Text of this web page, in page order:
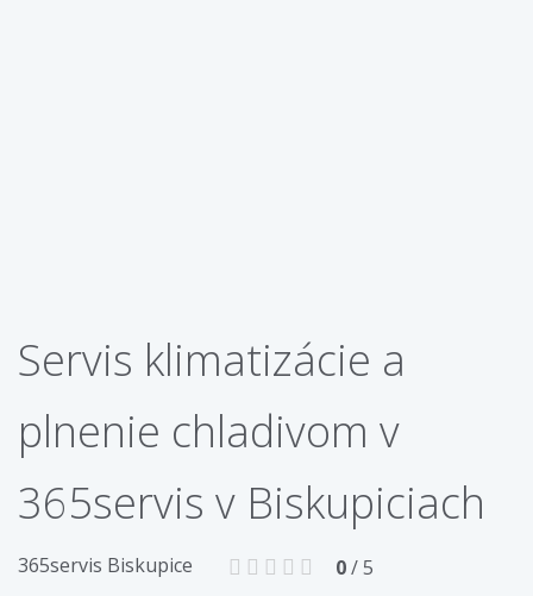
Servis klimatizácie a
plnenie chladivom v
365servis v Biskupiciach
365servis Biskupice 0/ 5